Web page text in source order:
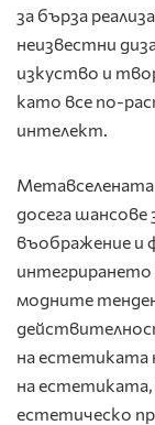
за бърза
неизвестни
изкуство и
като все по-
интелект.
Метавселената
досега
въображение и
интегрирането
модните
на естетиката
на
естетическо